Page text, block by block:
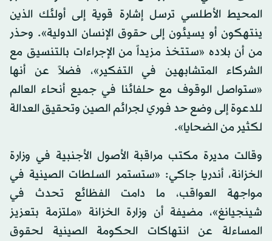
المحيط الأطلسي ترسل إشارة قوية إلى أولئك الذين
ينتهكون أو يسيئون إلى حقوق الإنسان الدولية». وحذر
من أن بلاده «ستتخذ مزيداً من الإجراءات بالتنسيق مع
الشركاء المتشابهين في التفكير»، فضلاً عن أنها
«ستواصل الوقوف مع حلفائنا في جميع أنحاء العالم
للدعوة إلى وضع حد فوري لجرائم الصين وتحقيق العدالة
لكثير من الضحايا».
وقالت مديرة مكتب مراقبة الأصول الأجنبية في وزارة
الخزانة، أندريا جاكي: «ستستمر السلطات الصينية في
مواجهة العواقب، ما دامت الفظائع تحدث في
شينجيانغ»، مضيفة أن وزارة الخزانة «ملتزمة بتعزيز
المساءلة عن انتهاكات الحكومة الصينية لحقوق